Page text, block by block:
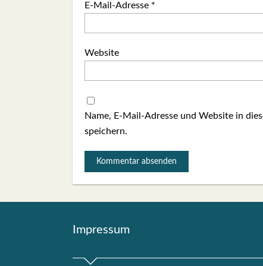
E-Mail-Adresse *
Website
Name, E-Mail-Adresse und Website in
speichern.
Impres­sum